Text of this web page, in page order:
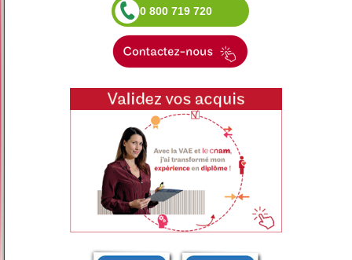
0 800 719 720